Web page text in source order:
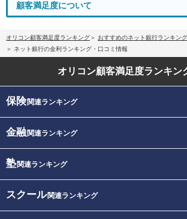
顧客満足度について
オリコン顧客満足度ランキング おすすめのネット銀行ランキン
ネット銀行の金利ランキング・口コミ情報
オリコン顧客満足度ランキン
保険関連ランキング
金融関連ランキング
塾関連ランキング
スクール関連ランキング